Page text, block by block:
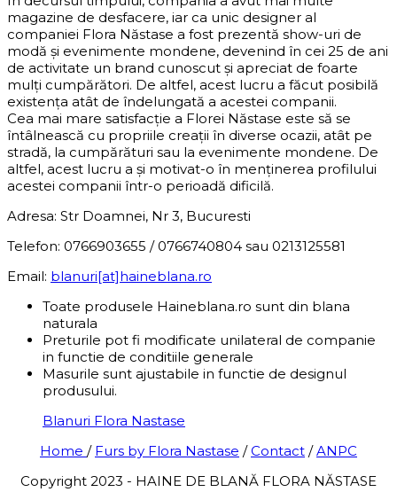
magazine de desfacere, iar ca unic designer al
companiei Flora Năstase a fost prezentă show-uri de
modă și evenimente mondene, devenind în cei 25 de ani
de activitate un brand cunoscut și apreciat de foarte
mulți cumpărători. De altfel, acest lucru a făcut posibilă
existența atât de îndelungată a acestei companii.
Cea mai mare satisfacție a Florei Năstase este să se
întâlnească cu propriile creații în diverse ocazii, atât pe
stradă, la cumpărături sau la evenimente mondene. De
altfel, acest lucru a și motivat-o în menținerea profilului
acestei companii într-o perioadă dificilă.
Adresa: Str Doamnei, Nr 3, Bucuresti
Telefon: 0766903655 / 0766740804 sau 0213125581
Email: blanuri[at]haineblana.ro
Toate produsele Haineblana.ro sunt din blana
naturala
Preturile pot fi modificate unilateral de companie
in functie de conditiile generale
Masurile sunt ajustabile in functie de designul
produsului.
Blanuri Flora Nastase
Home / Furs by Flora Nastase /Contact /ANPC
Copyright 2023 - HAINE DE BLANĂ FLORA NĂSTASE